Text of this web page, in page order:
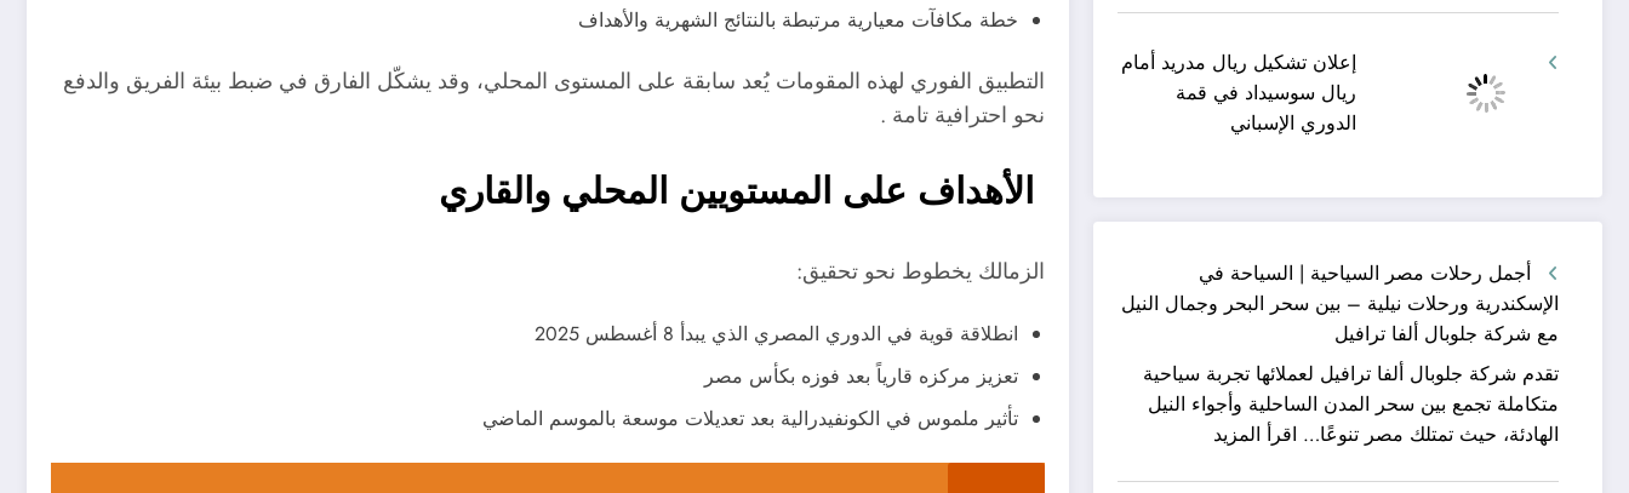
إعلان تشكيل ريال مدريد أمام
ريال سوسيداد في قمة
الدوري الإسباني
أجمل رحلات مصر السياحية | السياحة في
الإسكندرية ورحلات نيلية – بين سحر البحر وجمال النيل
مع شركة جلوبال ألفا ترافيل
تقدم شركة جلوبال ألفا ترافيل لعملائها تجربة سياحية
متكاملة تجمع بين سحر المدن الساحلية وأجواء النيل
الهادئة، حيث تمتلك مصر تنوعًا… اقرأ المزيد
خطة مكافآت معيارية مرتبطة بالنتائج الشهرية والأهداف
التطبيق الفوري لهذه المقومات يُعد سابقة على المستوى المحلي، وقد يشكّل الفارق في ضبط بيئة الفريق والدفع
نحو احترافية تامة .
الأهداف على المستويين المحلي والقاري
الزمالك يخطوط نحو تحقيق:
انطلاقة قوية في الدوري المصري الذي يبدأ 8 أغسطس 2025
تعزيز مركزه قارياً بعد فوزه بكأس مصر
تأثير ملموس في الكونفيدرالية بعد تعديلات موسعة بالموسم الماضي